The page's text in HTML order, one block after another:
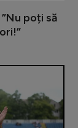
poți să
Gigi